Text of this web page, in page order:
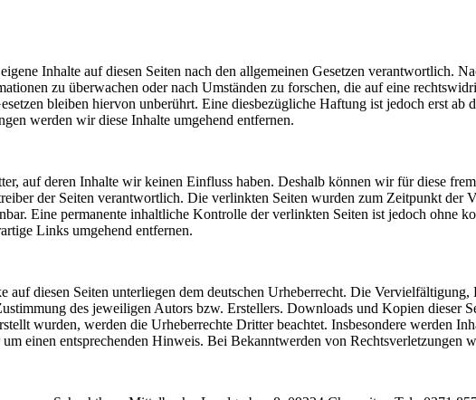
Inhalte auf diesen Seiten nach den allgemeinen Gesetzen verantwortlich.
zu überwachen oder nach Umständen zu forschen, die auf eine
bleiben hiervon unberührt. Eine diesbezügliche Haftung ist jedoch erst
werden wir diese Inhalte umgehend entfernen.
auf deren Inhalte wir keinen Einfluss haben. Deshalb können wir für diese
der Seiten verantwortlich. Die verlinkten Seiten wurden zum Zeitpunkt der
Eine permanente inhaltliche Kontrolle der verlinkten Seiten ist jedoch ohne
Links umgehend entfernen.
auf diesen Seiten unterliegen dem deutschen Urheberrecht. Die
des jeweiligen Autors bzw. Erstellers. Downloads und Kopien dieser
wurden, werden die Urheberrechte Dritter beachtet. Insbesondere werden
einen entsprechenden Hinweis. Bei Bekanntwerden von Rechtsverletzungen